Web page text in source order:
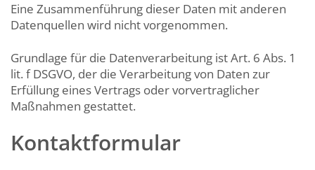
Eine Zusammenführung dieser Daten mit anderen
Datenquellen wird nicht vorgenommen.
Grundlage für die Datenverarbeitung ist Art. 6 Abs. 1
lit. f DSGVO, der die Verarbeitung von Daten zur
Erfüllung eines Vertrags oder vorvertraglicher
Maßnahmen gestattet.
Kontaktformular